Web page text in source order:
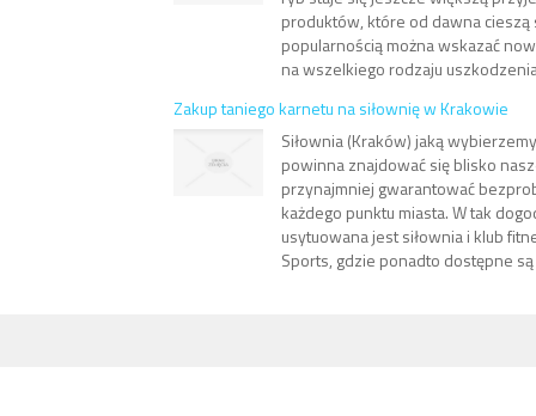
produktów, które od dawna cieszą
popularnością można wskazać
na wszelkiego rodzaju
Zakup taniego karnetu na siłownię w Krakowie
Siłownia (Kraków) jaką
powinna znajdować się blisko
przynajmniej gwarantować
każdego punktu miasta. W tak
usytuowana jest siłownia i klub
Sports, gdzie ponadto dostępne